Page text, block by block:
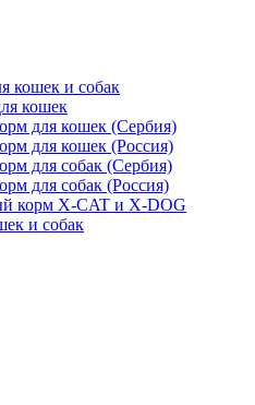
кошек и собак
кошек
для кошек (Сербия)
для кошек (Россия)
для собак (Сербия)
для собак (Россия)
корм X-CAT и X-DOG
и собак